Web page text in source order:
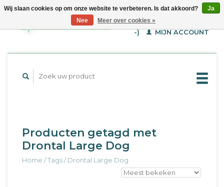
WINKELWAGEN (€--,-
-)
MIJN ACCOUNT
Producten getagd met
Drontal Large Dog
Home /Tags/Drontal Large Dog
Wij slaan cookies op om onze website te verbeteren. Is dat akkoord?
Ja
Nee
Meer over cookies »